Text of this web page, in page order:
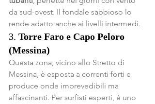
da sud-ovest. Il fondale sabbioso lo
rende adatto anche ai livelli intermedi.
3. Torre Faro e Capo Peloro
(Messina)
Questa zona, vicino allo Stretto di
Messina, è esposta a correnti forti e
produce onde imprevedibili ma
affascinanti. Per surfisti esperti, è uno